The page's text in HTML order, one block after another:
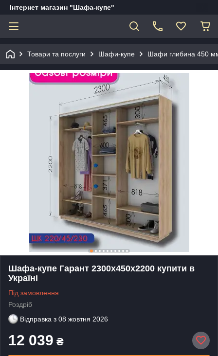
Інтернет магазин "Шафа-купе"
Товари та послуги Шафи-купе Шафи глибина 450
Шафа-купе Гарант 2300х450х2200 купити в
Україні
Під замовлення
Роздріб
Відправка з 08 жовтня 2026
12 039 ₴